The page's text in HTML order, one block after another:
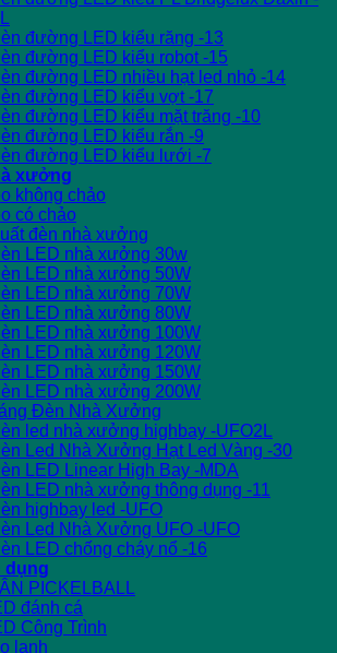
đường LED kiểu răng -13
đường LED kiểu robot -15
đường LED nhiều hạt led nhỏ -14
đường LED kiểu vợt -17
đường LED kiểu mặt trăng -10
đường LED kiểu rắn -9
đường LED kiểu lưới -7
xưởng
không chảo
có chảo
đèn nhà xưởng
LED nhà xưởng 30w
LED nhà xưởng 50W
LED nhà xưởng 70W
LED nhà xưởng 80W
LED nhà xưởng 100W
LED nhà xưởng 120W
LED nhà xưởng 150W
LED nhà xưởng 200W
Đèn Nhà Xưởng
led nhà xưởng highbay -UFO2L
Led Nhà Xưởng Hạt Led Vàng -30
LED Linear High Bay -MDA
LED nhà xưởng thông dụng -11
highbay led -UFO
Led Nhà Xưởng UFO -UFO
LED chống cháy nổ -16
dụng
PICKELBALL
đánh cá
Công Trình
lạnh